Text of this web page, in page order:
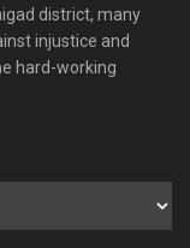
district, many
injustice and
hard-working